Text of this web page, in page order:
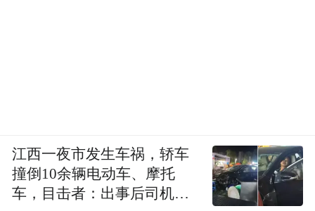
江西一夜市发生车祸，轿车
撞倒10余辆电动车、摩托
车，目击者：出事后司机一